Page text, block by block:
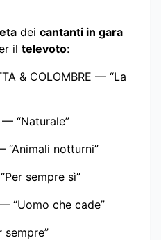
dei cantanti in gara
il televoto:
& COLOMBRE — “La
“Naturale”
notturni”
sempre sì”
“Uomo che cade”